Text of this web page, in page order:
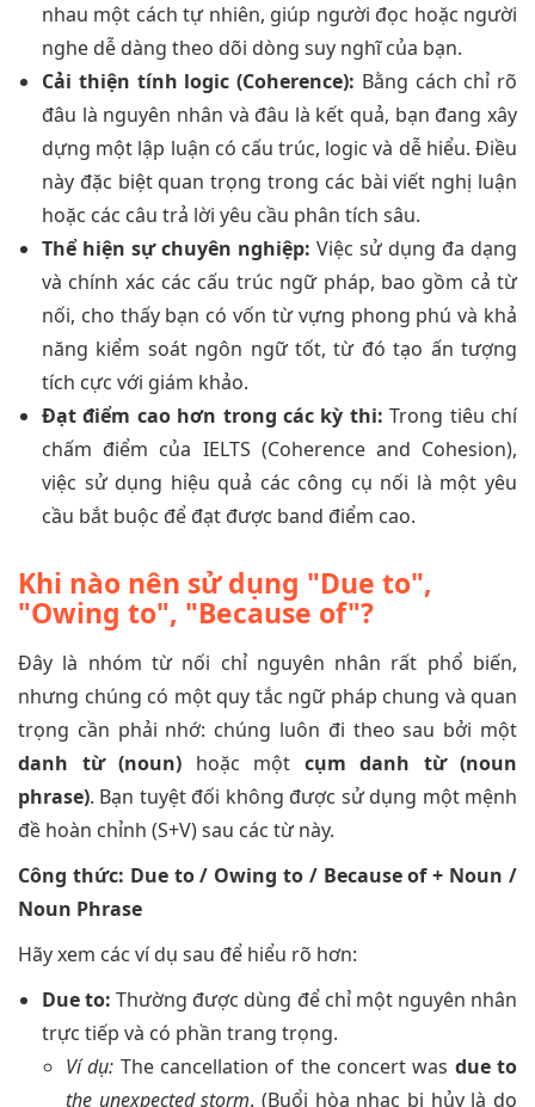
nhau một cách tự nhiên, giúp người đọc hoặc người
nghe dễ dàng theo dõi dòng suy nghĩ của bạn.
Cải thiện tính logic (Coherence): Bằng cách chỉ rõ
đâu là nguyên nhân và đâu là kết quả, bạn đang xây
dựng một lập luận có cấu trúc, logic và dễ hiểu. Điều
này đặc biệt quan trọng trong các bài viết nghị luận
hoặc các câu trả lời yêu cầu phân tích sâu.
Thể hiện sự chuyên nghiệp: Việc sử dụng đa dạng
và chính xác các cấu trúc ngữ pháp, bao gồm cả từ
nối, cho thấy bạn có vốn từ vựng phong phú và khả
năng kiểm soát ngôn ngữ tốt, từ đó tạo ấn tượng
tích cực với giám khảo.
Đạt điểm cao hơn trong các kỳ thi: Trong tiêu chí
chấm điểm của IELTS (Coherence and Cohesion),
việc sử dụng hiệu quả các công cụ nối là một yêu
cầu bắt buộc để đạt được band điểm cao.
Khi nào nên sử dụng "Due to",
"Owing to", "Because of"?
Đây là nhóm từ nối chỉ nguyên nhân rất phổ biến,
nhưng chúng có một quy tắc ngữ pháp chung và quan
trọng cần phải nhớ: chúng luôn đi theo sau bởi một
danh từ (noun) hoặc một cụm danh từ (noun
phrase). Bạn tuyệt đối không được sử dụng một mệnh
đề hoàn chỉnh (S+V) sau các từ này.
Công thức: Due to / Owing to / Because of + Noun /
Noun Phrase
Hãy xem các ví dụ sau để hiểu rõ hơn:
Due to: Thường được dùng để chỉ một nguyên nhân
trực tiếp và có phần trang trọng.
Ví dụ: The cancellation of the concert was due to
the unexpected storm. (Buổi hòa nhạc bị hủy là do